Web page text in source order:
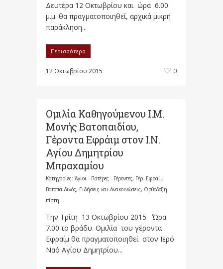
Δευτέρα 12 Οκτωβρίου και ώρα 6.00
μ.μ. θα πραγματοποιηθεί, αρχικά μικρή
παράκληση...
Περισσότερα
12 Οκτωβρίου 2015 0
Ομιλία Καθηγούμενου Ι.Μ.
Μονής Βατοπαιδίου,
Γέροντα Εφράιμ στον Ι.Ν.
Αγίου Δημητρίου
Μπραχαμίου
Κατηγορίες: Άγιοι - Πατέρες - Γέροντες, Γέρ. Εφραίμ
Βατοπαιδινός, Ειδήσεις και Ανακοινώσεις, Ορθόδοξη
πίστη
Την Τρίτη 13 Οκτωβρίου 2015 Ώρα
7.00 το βράδυ. Ομιλία του γέροντα
Εφραίμ θα πραγματοποιηθεί στον Ιερό
Ναό Αγίου Δημητρίου...